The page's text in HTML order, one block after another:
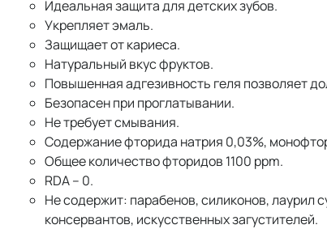
Идеальная защита для детских зубов.
Укрепляет эмаль.
Защищает от кариеса.
Натуральный вкус фруктов.
Повышенная адгезивность геля позволяет
Безопасен при проглатывании.
Не требует смывания.
Содержание фторида натрия 0,03%,
Общее количество фторидов 1100 ppm.
RDA – 0.
Не содержит: парабенов, силиконов, лаурил
консервантов, искусственных загустителей.